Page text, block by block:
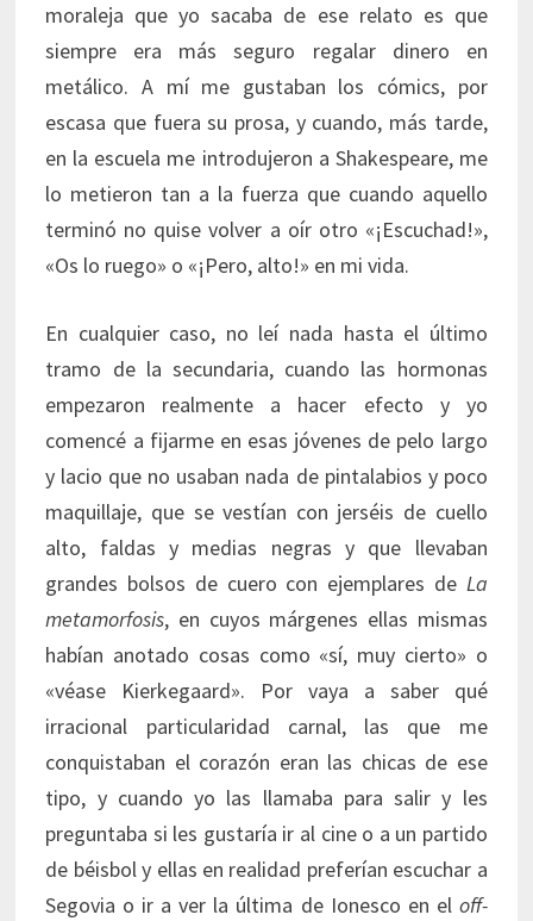
moraleja que yo sacaba de ese relato es que
siempre era más seguro regalar dinero en
metálico. A mí me gustaban los cómics, por
escasa que fuera su prosa, y cuando, más tarde,
en la escuela me introdujeron a Shakespeare, me
lo metieron tan a la fuerza que cuando aquello
terminó no quise volver a oír otro «¡Escuchad!»,
«Os lo ruego» o «¡Pero, alto!» en mi vida.
En cualquier caso, no leí nada hasta el último
tramo de la secundaria, cuando las hormonas
empezaron realmente a hacer efecto y yo
comencé a fijarme en esas jóvenes de pelo largo
y lacio que no usaban nada de pintalabios y poco
maquillaje, que se vestían con jerséis de cuello
alto, faldas y medias negras y que llevaban
grandes bolsos de cuero con ejemplares de La
metamorfosis, en cuyos márgenes ellas mismas
habían anotado cosas como «sí, muy cierto» o
«véase Kierkegaard». Por vaya a saber qué
irracional particularidad carnal, las que me
conquistaban el corazón eran las chicas de ese
tipo, y cuando yo las llamaba para salir y les
preguntaba si les gustaría ir al cine o a un partido
de béisbol y ellas en realidad preferían escuchar a
Segovia o ir a ver la última de Ionesco en el off-